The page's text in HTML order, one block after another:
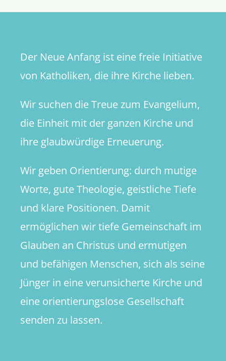
Der Neue Anfang ist eine freie Initiative
von Katholiken, die ihre Kirche lieben.
Wir suchen die Treue zum Evangelium,
die Einheit mit der ganzen Kirche und
ihre glaubwürdige Erneuerung.
Wir geben Orientierung: durch mutige
Worte, gute Theologie, geistliche Tiefe
und klare Positionen. Damit
ermöglichen wir tiefe Gemeinschaft im
Glauben an Christus und ermutigen
und befähigen Menschen, sich als seine
Jünger in eine verunsicherte Kirche und
eine orientierungslose Gesellschaft
senden zu lassen.